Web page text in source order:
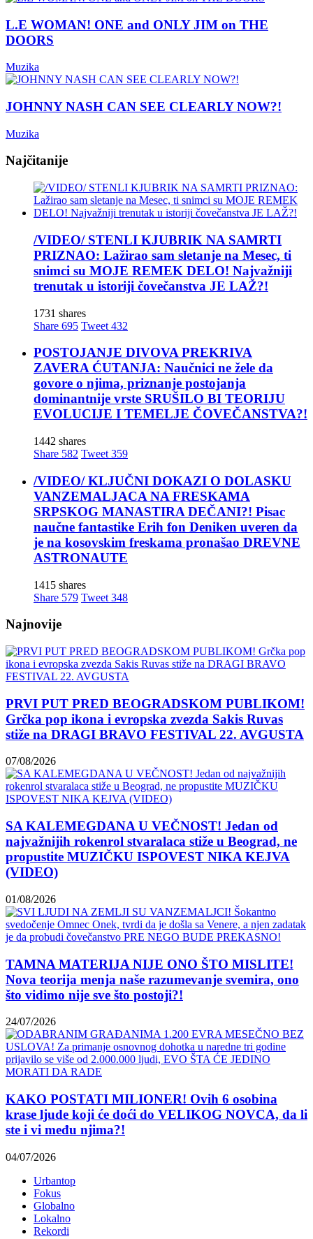
L.E WOMAN! ONE and ONLY JIM on THE
DOORS
Muzika
JOHNNY NASH CAN SEE CLEARLY NOW?!
Muzika
Najčitanije
/VIDEO/ STENLI KJUBRIK NA SAMRTI
PRIZNAO: Lažirao sam sletanje na Mesec, ti
snimci su MOJE REMEK DELO! Najvažniji
trenutak u istoriji čovečanstva JE LAŽ?!
1731 shares
Share 695 Tweet 432
POSTOJANJE DIVOVA PREKRIVA
ZAVERA ĆUTANJA: Naučnici ne žele da
govore o njima, priznanje postojanja
dominantnije vrste SRUŠILO BI TEORIJU
EVOLUCIJE I TEMELJE ČOVEČANSTVA?!
1442 shares
Share 582 Tweet 359
/VIDEO/ KLJUČNI DOKAZI O DOLASKU
VANZEMALJACA NA FRESKAMA
SRPSKOG MANASTIRA DEČANI?! Pisac
naučne fantastike Erih fon Deniken uveren da
je na kosovskim freskama pronašao DREVNE
ASTRONAUTE
1415 shares
Share 579 Tweet 348
Najnovije
PRVI PUT PRED BEOGRADSKOM PUBLIKOM!
Grčka pop ikona i evropska zvezda Sakis Ruvas
stiže na DRAGI BRAVO FESTIVAL 22. AVGUSTA
07/08/2026
SA KALEMEGDANA U VEČNOST! Jedan od
najvažnijih rokenrol stvaralaca stiže u Beograd, ne
propustite MUZIČKU ISPOVEST NIKA KEJVA
(VIDEO)
01/08/2026
TAMNA MATERIJA NIJE ONO ŠTO MISLITE!
Nova teorija menja naše razumevanje svemira, ono
što vidimo nije sve što postoji?!
24/07/2026
KAKO POSTATI MILIONER! Ovih 6 osobina
krase ljude koji će doći do VELIKOG NOVCA, da li
ste i vi među njima?!
04/07/2026
Urbantop
Fokus
Globalno
Lokalno
Rekordi